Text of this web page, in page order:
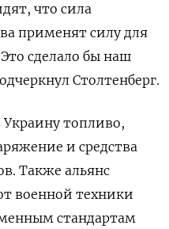
что сила
применят силу для
сделало бы наш
Столтенберг.
Украину топливо,
и средства
Также альянс
военной техники
стандартам